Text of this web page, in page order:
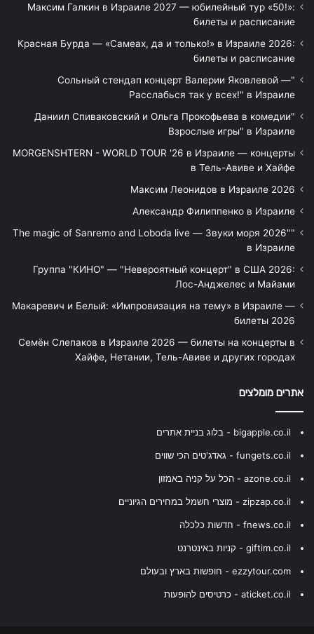
Максим Галкин в Израиле 2027 — юбилейный тур «50!»:
билеты и расписание
Красная Бурда — «Самеах, да и только!» в Израиле 2026:
билеты и расписание
"Сольный стендап концерт Валерии Яковлевой —
Расслабься так у всех!" в Израиле
"Даниил Спиваковский и Ольга Прокофьева в комедии
Взрослые игры" в Израиле
MORGENSHTERN - WORLD TOUR '26 в Израиле — концерты
в Тель-Авиве и Хайфе
Максим Леонидов в Израиле 2026
Александр Филиппенко в Израиле
"The magic of Sanremo and Loboda live — Звуки моря 2026"
в Израиле
Группа "КИНО" — "Невероятный концерт" в США 2026:
Лос-Анджелес и Майами
Макаревич и Белый: «Импровизация на тему» в Израиле —
билеты 2026
Семён Слепаков в Израиле 2026 — билеты на концерты в
Хайфе, Нетании, Тель-Авиве и других городах
אתרים מומלצים
bigapple.co.il - בלוג בניית אתרים
fungets.co.il - גאדג'טים הכי שווים
azone.co.il - הכל על קניה באמזון
zipzap.co.il - מוצרי חשמל במחירים הגיוניים
fnews.co.il - חדשות כלכלה
giftim.co.il - קניות באינטרנט
ezzytour.com - חופשות בארץ ובעולם
aticket.co.il - כרטיסים להופעות